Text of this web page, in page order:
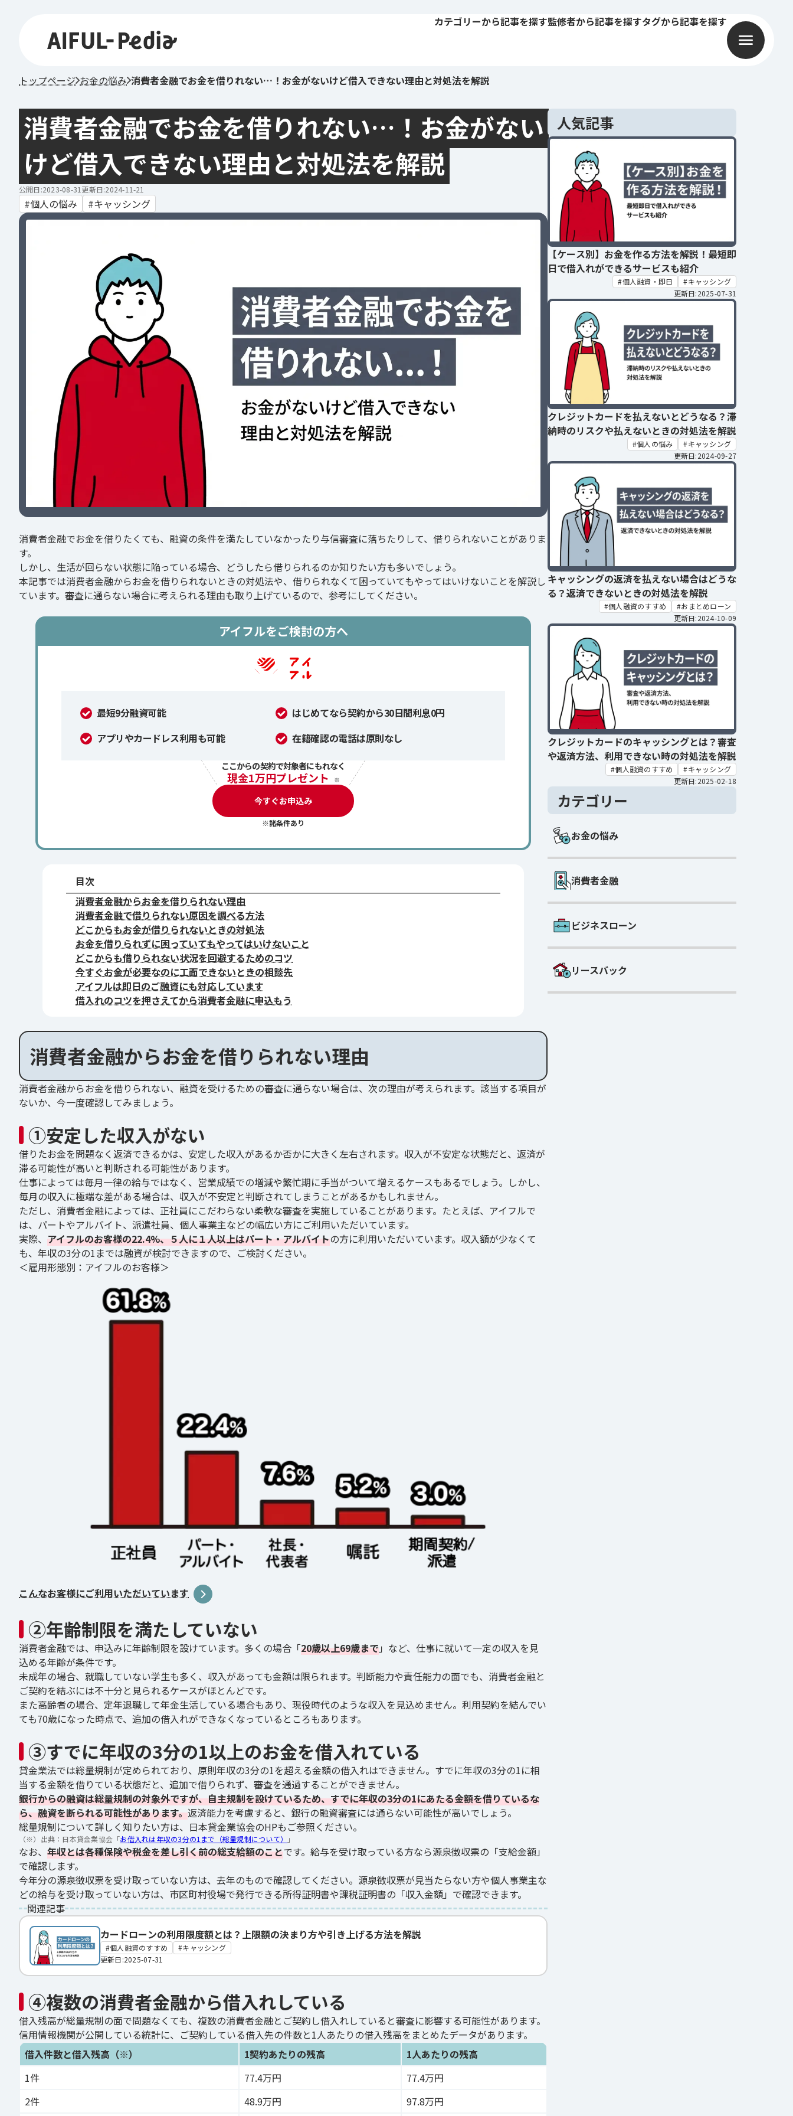
カテゴリーから記事を探す監修者から記事を探すタグから記事を探す
トップページ お金の悩み 消費者金融でお金を借りれない…！お金がないけど借入できない理由と対処法を解説
消費者金融でお金を借りれない…！お金がない
けど借入できない理由と対処法を解説
公開日:2023-08-31 更新日:2024-11-21
個人の悩み キャッシング
消費者金融でお金を借りたくても、融資の条件を満たしていなかったり与信審査に落ちたりして、借りられないことがありま
す。
しかし、生活が回らない状態に陥っている場合、どうしたら借りられるのか知りたい方も多いでしょう。
本記事では消費者金融からお金を借りられないときの対処法や、借りられなくて困っていてもやってはいけないことを解説し
ています。審査に通らない場合に考えられる理由も取り上げているので、参考にしてください。
アイフルをご検討の方へ
最短9分融資可能
はじめてなら契約から30日間利息0円
アプリやカードレス利用も可能
在籍確認の電話は原則なし
ここからの契約で対象者にもれなく
現金1万円プレゼント ※
今すぐお申込み
※諸条件あり
目次
消費者金融からお金を借りられない理由
消費者金融で借りられない原因を調べる方法
どこからもお金が借りられないときの対処法
お金を借りられずに困っていてもやってはいけないこと
どこからも借りられない状況を回避するためのコツ
今すぐお金が必要なのに工面できないときの相談先
アイフルは即日のご融資にも対応しています
借入れのコツを押さえてから消費者金融に申込もう
消費者金融からお金を借りられない理由
消費者金融からお金を借りられない、融資を受けるための審査に通らない場合は、次の理由が考えられます。該当する項目が
ないか、今一度確認してみましょう。
①安定した収入がない
借りたお金を問題なく返済できるかは、安定した収入があるか否かに大きく左右されます。収入が不安定な状態だと、返済が
滞る可能性が高いと判断される可能性があります。
仕事によっては毎月一律の給与ではなく、営業成績での増減や繁忙期に手当がついて増えるケースもあるでしょう。しかし、
毎月の収入に極端な差がある場合は、収入が不安定と判断されてしまうことがあるかもしれません。
ただし、消費者金融によっては、正社員にこだわらない柔軟な審査を実施していることがあります。たとえば、アイフルで
は、パートやアルバイト、派遣社員、個人事業主などの幅広い方にご利用いただいています。
実際、 アイフルのお客様の22.4%、５人に１人以上はパート・アルバイトの方に利用いただいています。収入額が少なくて
も、年収の3分の1までは融資が検討できますので、ご検討ください。
＜雇用形態別：アイフルのお客様＞
こんなお客様にご利用いただいています
②年齢制限を満たしていない
消費者金融では、申込みに年齢制限を設けています。多くの場合「20歳以上69歳まで」など、仕事に就いて一定の収入を見
込める年齢が条件です。
未成年の場合、就職していない学生も多く、収入があっても金額は限られます。判断能力や責任能力の面でも、消費者金融と
ご契約を結ぶには不十分と見られるケースがほとんどです。
また高齢者の場合、定年退職して年金生活している場合もあり、現役時代のような収入を見込めません。利用契約を結んでい
ても70歳になった時点で、追加の借入れができなくなっているところもあります。
③すでに年収の3分の1以上のお金を借入れている
貸金業法では総量規制が定められており、原則年収の3分の1を超える金額の借入れはできません。すでに年収の3分の1に相
当する金額を借りている状態だと、追加で借りられず、審査を通過することができません。
銀行からの融資は総量規制の対象外ですが、自主規制を設けているため、すでに年収の3分の1にあたる金額を借りているな
ら、融資を断られる可能性があります。返済能力を考慮すると、銀行の融資審査には通らない可能性が高いでしょう。
総量規制について詳しく知りたい方は、日本貸金業協会のHPもご参照ください。
（※）出典： 日本貸金業協会「お借入れは年収の3分の1まで（総量規制について） 」
なお、 年収とは各種保険や税金を差し引く前の総支給額のことです。給与を受け取っている方なら源泉徴収票の「支給金額」
で確認します。
今年分の源泉徴収票を受け取っていない方は、去年のもので確認してください。源泉徴収票が見当たらない方や個人事業主な
どの給与を受け取っていない方は、市区町村役場で発行できる所得証明書や課税証明書の「収入金額」で確認できます。
関連記事
カードローンの利用限度額とは？上限額の決まり方や引き上げる方法を解説
個人融資のすすめ
キャッシング
更新日:2025-07-31
④複数の消費者金融から借入れしている
借入残高が総量規制の面で問題なくても、複数の消費者金融とご契約し借入れしていると審査に影響する可能性があります。
信用情報機関が公開している統計に、ご契約している借入先の件数と1人あたりの借入残高をまとめたデータがあります。
借入件数と借入残高（※）
1契約あたりの残高
1人あたりの残高
1件
77.4万円
77.4万円
2件
48.9万円 97.8万円
人気記事
【ケース別】お金を作る方法を解説！最短即
日で借入れができるサービスも紹介
個人融資・即日
キャッシング
更新日:2025-07-31
クレジットカードを払えないとどうなる？滞
納時のリスクや払えないときの対処法を解説
個人の悩み
キャッシング
更新日:2024-09-27
キャッシングの返済を払えない場合はどうな
る？返済できないときの対処法を解説
個人融資のすすめ
おまとめローン
更新日:2024-10-09
クレジットカードのキャッシングとは？審査
や返済方法、利用できない時の対処法を解説
個人融資のすすめ
キャッシング
更新日:2025-02-18
カテゴリー
お金の悩み
消費者金融
ビジネスローン
リースバック